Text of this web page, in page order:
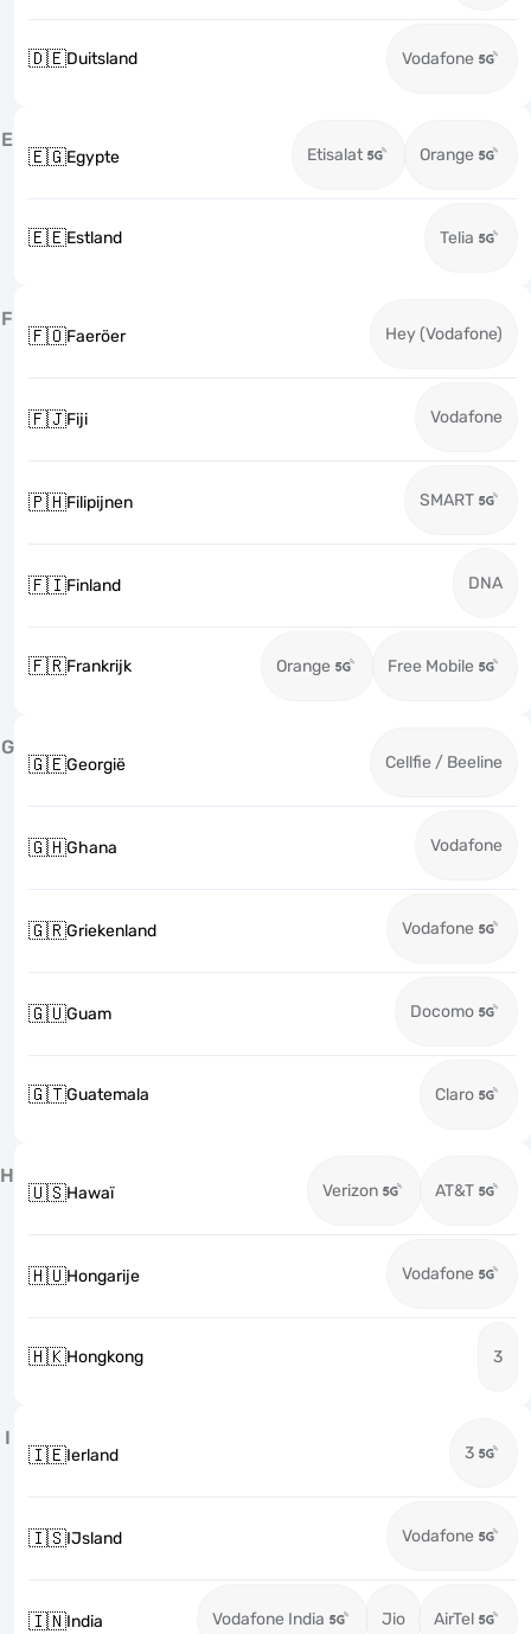
🇩🇪Duitsland Vodafone
E
🇪🇬Egypte Etisalat Orange
🇪🇪Estland Telia
F
🇫🇴Faeröer Hey (Vodafone)
🇫🇯Fiji Vodafone
🇵🇭Filipijnen SMART
🇫🇮Finland DNA
🇫🇷Frankrijk Orange Free Mobile
G
🇬🇪Georgië Cellfie / Beeline
🇬🇭Ghana Vodafone
🇬🇷Griekenland Vodafone
🇬🇺Guam Docomo
🇬🇹Guatemala Claro
H
🇺🇸Hawaï Verizon AT&T
🇭🇺Hongarije Vodafone
🇭🇰Hongkong 3
I
🇮🇪Ierland 3
🇮🇸IJsland Vodafone
🇮🇳India Vodafone India Jio AirTel